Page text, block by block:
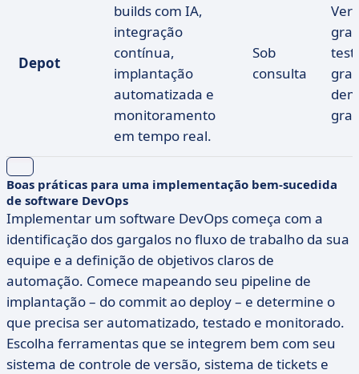
Depot
builds com IA,
integração
contínua,
implantação
automatizada e
monitoramento
em tempo real.
Sob
consulta
Boas práticas para uma implementação bem-sucedida
de software DevOps
Implementar um software DevOps começa com a
identificação dos gargalos no fluxo de trabalho da sua
equipe e a definição de objetivos claros de
automação. Comece mapeando seu pipeline de
implantação – do commit ao deploy – e determine o
que precisa ser automatizado, testado e monitorado.
Escolha ferramentas que se integrem bem com seu
sistema de controle de versão, sistema de tickets e